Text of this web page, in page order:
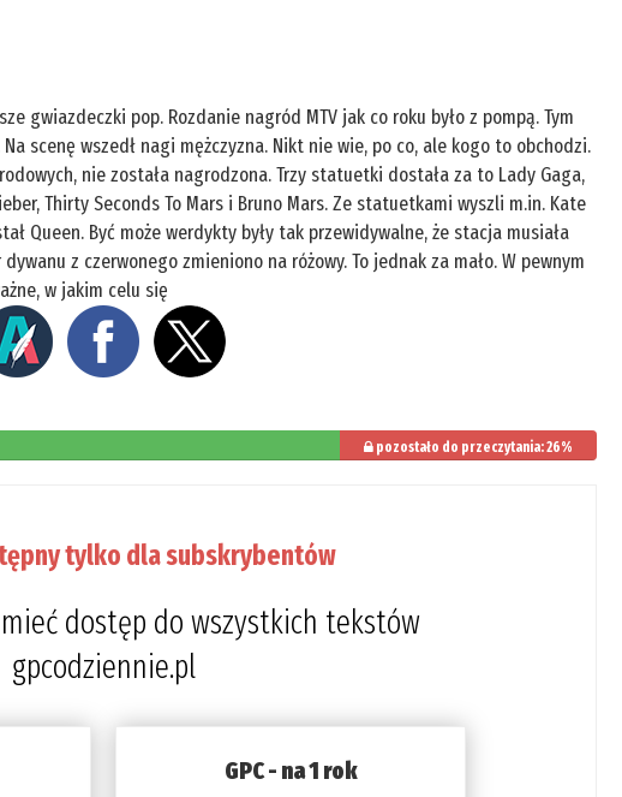
gwiazdeczki pop. Rozdanie nagród MTV jak co roku było z pompą. Tym
scenę wszedł nagi mężczyzna. Nikt nie wie, po co, ale kogo to obchodzi.
nie została nagrodzona. Trzy statuetki dostała za to Lady Gaga,
Thirty Seconds To Mars i Bruno Mars. Ze statuetkami wyszli m.in. Kate
Queen. Być może werdykty były tak przewidywalne, że stacja musiała
z czerwonego zmieniono na różowy. To jednak za mało. W pewnym
w jakim celu się
pozostało do przeczytania: 26%
tylko dla subskrybentów
dostęp do wszystkich tekstów
gpcodziennie.pl
GPC - na 1 rok